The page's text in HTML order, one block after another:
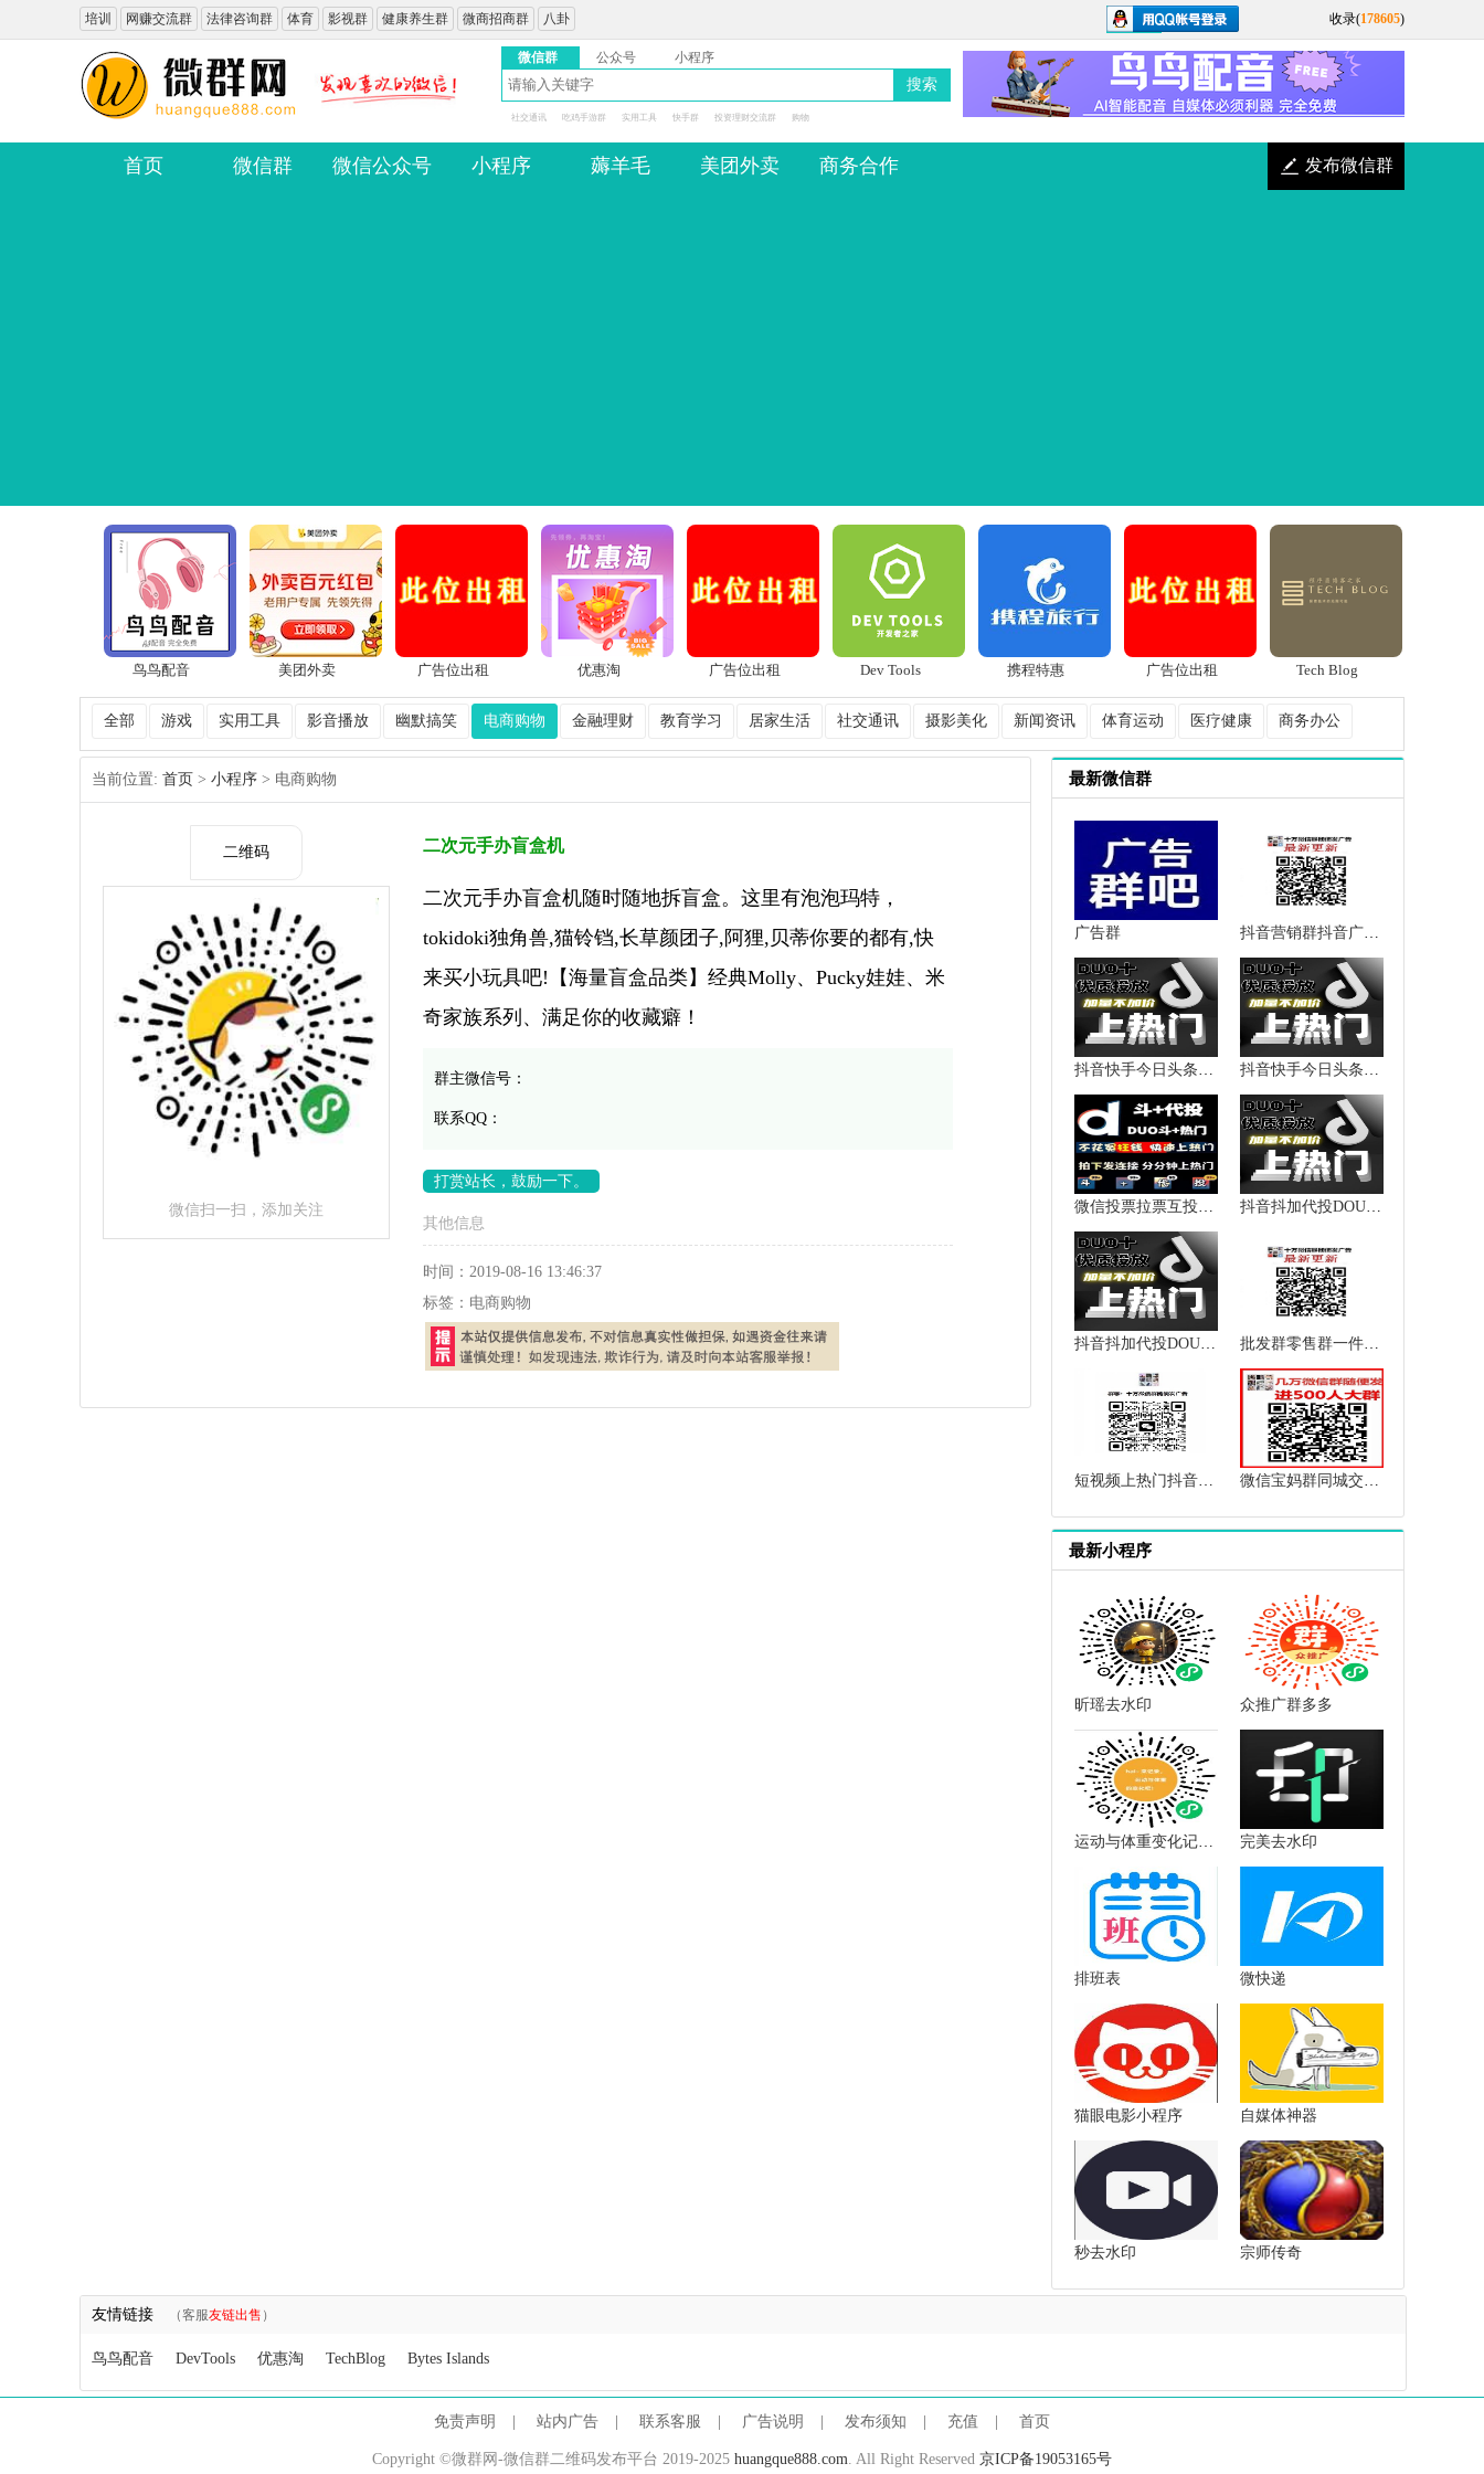
培训 网赚交流群 法律咨询群 体育 影视群 健康养生群 微商招商群 八卦 收录(178605)
微信群 公众号 小程序
搜索
社交通讯 吃鸡手游群 实用工具 快手群 投资理财交流群 购物
首页 微信群 微信公众号 小程序 薅羊毛 美团外卖 商务合作 发布微信群
鸟鸟配音 美团外卖 广告位出租 优惠淘 广告位出租 Dev Tools 携程特惠 广告位出租 Tech Blog
全部 游戏 实用工具 影音播放 幽默搞笑 电商购物 金融理财 教育学习 居家生活 社交通讯 摄影美化 新闻资讯 体育运动 医疗健康 商务办公
当前位置: 首页 > 小程序 > 电商购物
二维码
微信扫一扫，添加关注
二次元手办盲盒机
二次元手办盲盒机随时随地拆盲盒。这里有泡泡玛特，
tokidoki独角兽,猫铃铛,长草颜团子,阿狸,贝蒂你要的都有,快
来买小玩具吧!【海量盲盒品类】经典Molly、Pucky娃娃、米
奇家族系列、满足你的收藏癖！
群主微信号：
联系QQ：
打赏站长，鼓励一下。
其他信息
时间： 2019-08-16 13:46:37
标签： 电商购物
最新微信群
广告群 抖音营销群抖音广告群抖音推广群抖音人脉群微信群二维码大全
抖音快手今日头条西瓜视频加粉涨粉点赞播放量上热门提升热度 抖音快手今日头条西瓜视频加粉涨粉点赞播放量上热门提升热度
微信投票拉票互投互粉抖音快手 抖音抖加代投DOU+热门dou上热门抖y音快速上热门图文图集推送投放
抖音抖加代投DOU+热门dou上热门抖y音快速上热门图文图集推送投放 批发群零售群一件代发群货源加盟群代理群微信群二维码大全
短视频上热门抖音上热门群快手上热门群抖音短视频互赞点赞群 微信宝妈群同城交流微信母婴群微信育儿群微信闲置群微信群二维码
最新小程序
昕瑶去水印 众推广群多多
运动与体重变化记录小助手 完美去水印
排班表 微快递
猫眼电影小程序 自媒体神器
秒去水印 宗师传奇
友情链接 （客服友链出售 ）
鸟鸟配音 DevTools 优惠淘 TechBlog Bytes Islands
免责声明 站内广告 联系客服 广告说明 发布须知 充值 首页
Copyright ©微群网-微信群二维码发布平台 2019-2025 huangque888.com. All Right Reserved 京ICP备19053165号